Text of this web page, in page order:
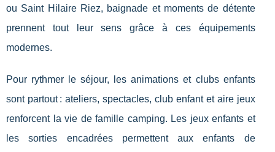
ou Saint Hilaire Riez, baignade et moments de détente
prennent tout leur sens grâce à ces équipements
modernes.
Pour rythmer le séjour, les animations et clubs enfants
sont partout : ateliers, spectacles, club enfant et aire jeux
renforcent la vie de famille camping. Les jeux enfants et
les sorties encadrées permettent aux enfants de